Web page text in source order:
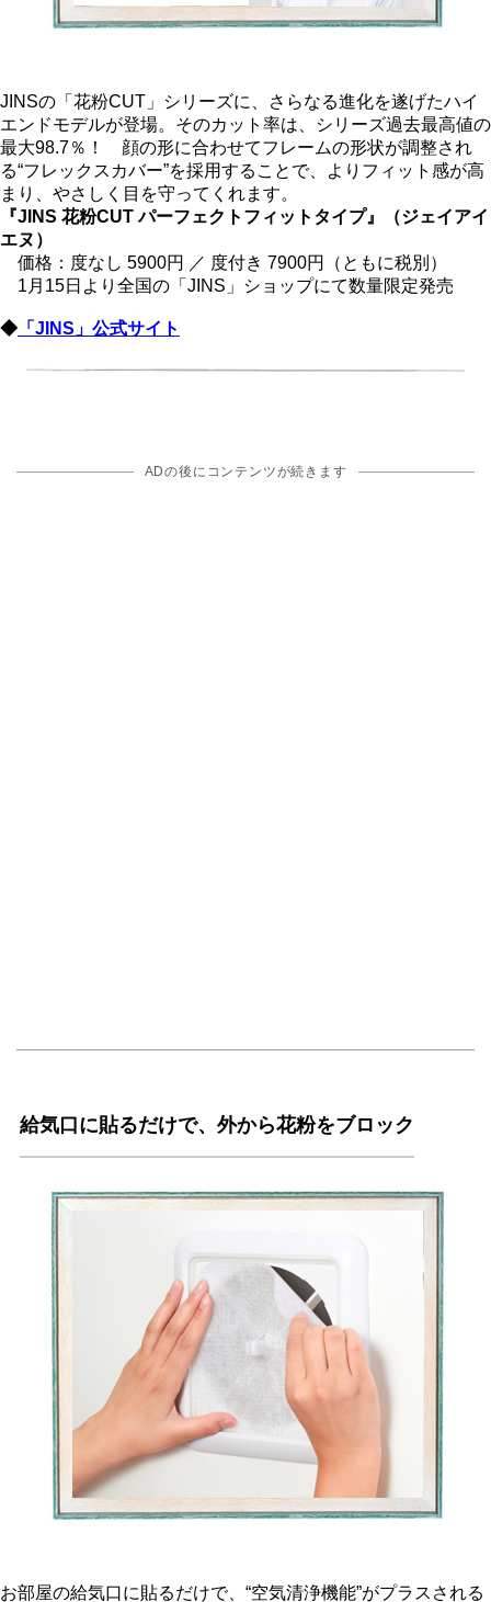
JINSの「花粉CUT」シリーズに、さらなる進化を遂げたハイ
エンドモデルが登場。そのカット率は、シリーズ過去最高値の
最大98.7％！ 顔の形に合わせてフレームの形状が調整され
る“フレックスカバー”を採用することで、よりフィット感が高
まり、やさしく目を守ってくれます。
『JINS 花粉CUT パーフェクトフィットタイプ』（ジェイアイ
エヌ）
価格：度なし 5900円 ／ 度付き 7900円（ともに税別）
1月15日より全国の「JINS」ショップにて数量限定発売
◆ 「JINS」公式サイト
ADの後にコンテンツが続きます
給気口に貼るだけで、外から花粉をブロック
お部屋の給気口に貼るだけで、“空気清浄機能”がプラスされる